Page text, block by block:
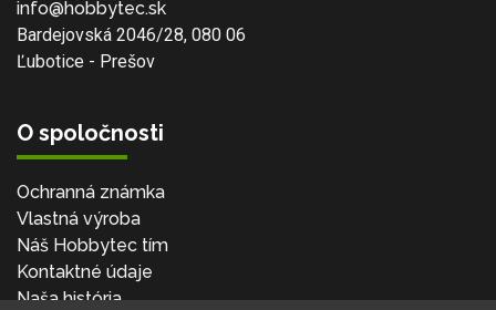
info@hobbytec.sk
Bardejovská 2046/28, 080 06
Ľubotice - Prešov
O spoločnosti
Ochranná známka
Vlastná výroba
Náš Hobbytec tím
Kontaktné údaje
Naša história